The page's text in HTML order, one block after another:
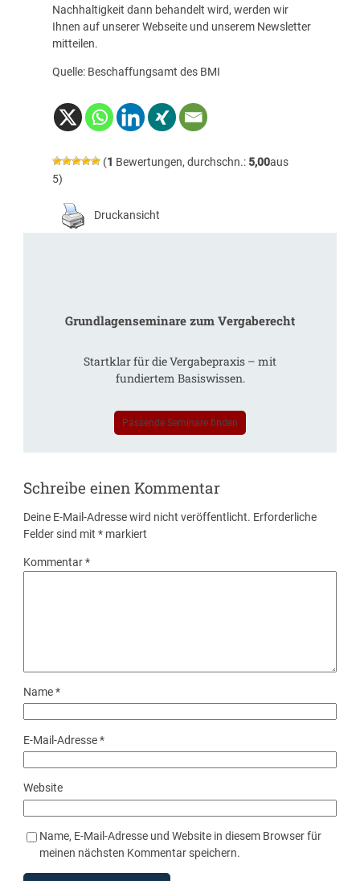
Nachhaltigkeit dann behandelt wird, werden wir
Ihnen auf unserer Webseite und unserem Newsletter
mitteilen.
Quelle: Beschaffungsamt des BMI
(1 Bewertungen, durchschn.: 5,00aus
5)
Druckansicht
Grundlagenseminare zum Vergaberecht
Startklar für die Vergabepraxis – mit
fundiertem Basiswissen.
Passende Seminare finden
Schreibe einen Kommentar
Deine E-Mail-Adresse wird nicht veröffentlicht. Erforderliche
Felder sind mit* markiert
Kommentar*
Name*
E-Mail-Adresse*
Website
Name, E-Mail-Adresse und Website in diesem Browser für
meinen nächsten Kommentar speichern.